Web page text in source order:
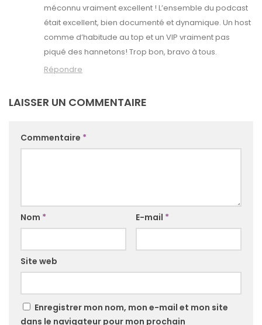
méconnu vraiment excellent ! L’ensemble du podcast
était excellent, bien documenté et dynamique. Un host
comme d’habitude au top et un VIP vraiment pas
piqué des hannetons! Trop bon, bravo à tous.
Répondre
LAISSER UN COMMENTAIRE
Commentaire *
Nom * E-mail *
Site web
Enregistrer mon nom, mon e-mail et mon site
dans le navigateur pour mon prochain